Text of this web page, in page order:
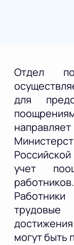
Отдел
для
учет
работников.
могут быть